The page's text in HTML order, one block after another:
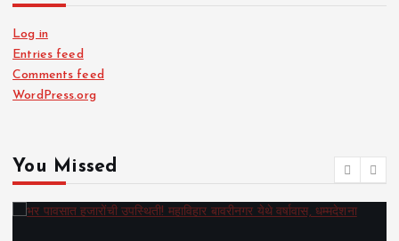
Log in
Entries feed
Comments feed
WordPress.org
You Missed